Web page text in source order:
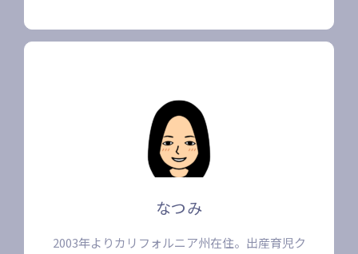
なつみ
2003年よりカリフォルニア州在住。出産育児ク